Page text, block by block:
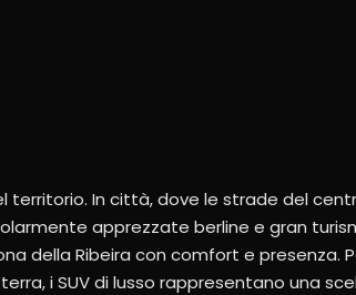
In città, dove le strade del
apprezzate berline e gran
della Ribeira con comfort e presenza.
i SUV di lusso rappresentano una